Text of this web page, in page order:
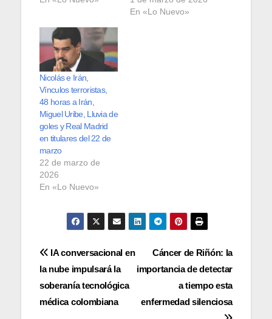
En «Lo Nuevo»
Nicolás e Irán,
Vínculos terroristas,
48 horas a Irán,
Miguel Uribe, Lluvia de
goles y Real Madrid
en titulares del 22 de
marzo
22 de marzo de
2026
En «Lo Nuevo»
Navegación
de
entradas
Cáncer de Riñón: la
importancia de detectar
a tiempo esta
enfermedad silenciosa
IA conversacional en
la nube impulsará la
soberanía tecnológica
médica colombiana